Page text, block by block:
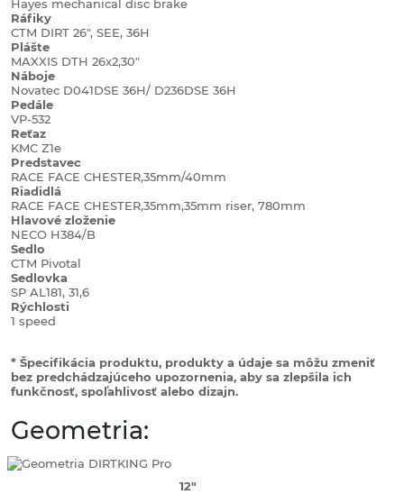
Hayes mechanical disc brake
Ráfiky
CTM DIRT 26", SEE, 36H
Plášte
MAXXIS DTH 26x2,30"
Náboje
Novatec D041DSE 36H/ D236DSE 36H
Pedále
VP-532
Reťaz
KMC Z1e
Predstavec
RACE FACE CHESTER,35mm/40mm
Riadidlá
RACE FACE CHESTER,35mm,35mm riser, 780mm
Hlavové zloženie
NECO H384/B
Sedlo
CTM Pivotal
Sedlovka
SP AL181, 31,6
Rýchlosti
1 speed
* Špecifikácia produktu, produkty a údaje sa môžu zmeniť
bez predchádzajúceho upozornenia, aby sa zlepšila ich
funkčnosť, spoľahlivosť alebo dizajn.
Geometria:
12"